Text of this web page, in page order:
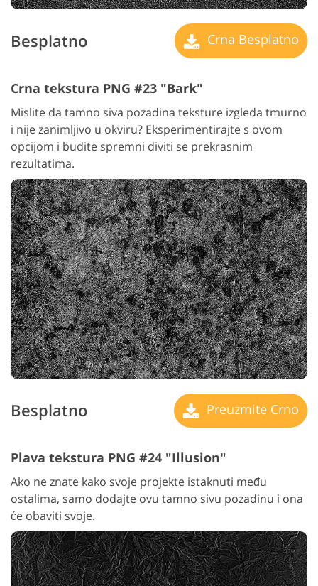
Besplatno Crna Besplatno
Crna tekstura PNG #23 "Bark"
Mislite da tamno siva pozadina teksture izgleda tmurno
i nije zanimljivo u okviru? Eksperimentirajte s ovom
opcijom i budite spremni diviti se prekrasnim
rezultatima.
Besplatno Preuzmite Crno
Plava tekstura PNG #24 "Illusion"
Ako ne znate kako svoje projekte istaknuti među
ostalima, samo dodajte ovu tamno sivu pozadinu i ona
će obaviti svoje.